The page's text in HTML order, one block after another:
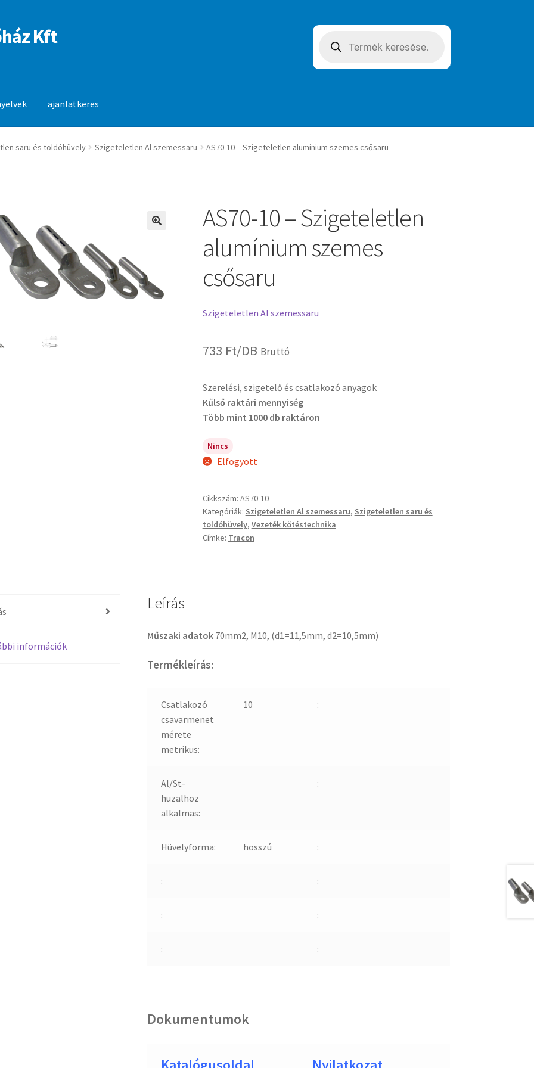
Kft search
ajanlatkeres
saru és toldóhüvely Szigeteletlen Al szemessaru AS70-10 – Szigeteletlen alumínium szemes csősaru
AS70-10 – Szigeteletlen
alumínium szemes
csősaru
Szigeteletlen Al szemessaru
733 Ft/DB Bruttó
Szerelési, szigetelő és csatlakozó anyagok
Kűlső raktári mennyiség
Több mint 1000 db raktáron
Nincs
Elfogyott
Cikkszám: AS70-10
Kategóriák: Szigeteletlen Al szemessaru, Szigeteletlen saru és
toldóhüvely, Vezeték kötéstechnika
Címke: Tracon
információk
Leírás
Műszaki adatok 70mm2, M10, (d1=11,5mm, d2=10,5mm)
Termékleírás:
Csatlakozó
csavarmenet
mérete
metrikus:
10 :
Al/St-
huzalhoz
alkalmas:
:
Hüvelyforma: hosszú :
: :
: :
: :
Dokumentumok